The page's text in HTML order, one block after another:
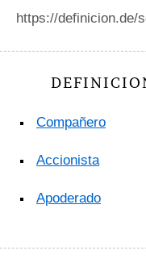
https://definicion.de/
Compañero
Accionista
Apoderado